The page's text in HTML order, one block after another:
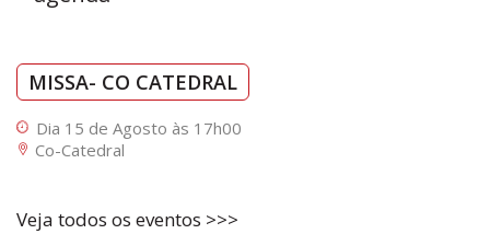
MISSA- CO CATEDRAL
Dia 15 de Agosto às 17h00
Co-Catedral
Veja todos os eventos >>>